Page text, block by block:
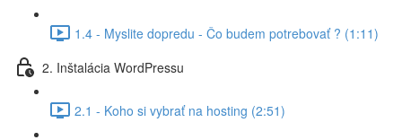
1.4 - Myslite dopredu - Čo budem potrebovať ? (1:11)
2. Inštalácia WordPressu
2.1 - Koho si vybrať na hosting (2:51)